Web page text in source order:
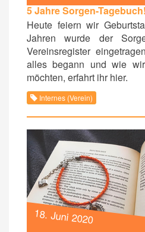
5 Jahre Sorgen-Tagebuch!
Heute feiern wir
Jahren wurde der
Vereinsregister
alles begann und wie
möchten, erfahrt ihr hier.
Internes (Verein)
18. Juni 2020